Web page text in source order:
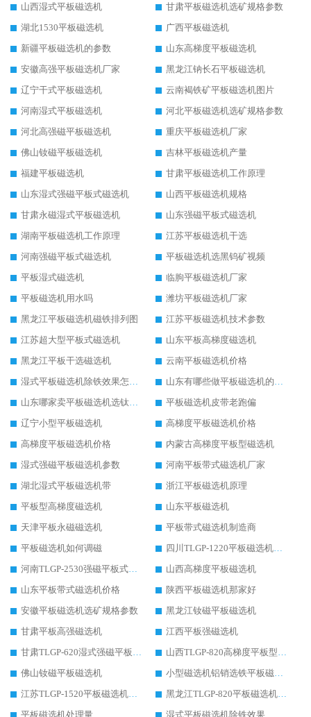
山西湿式平板磁选机
甘肃平板磁选机选矿规格参数
湖北1530平板磁选机
广西平板磁选机
新疆平板磁选机的参数
山东高梯度平板磁选机
安徽高强平板磁选机厂家
黑龙江钠长石平板磁选机
辽宁干式平板磁选机
云南褐铁矿平板磁选机图片
河南湿式平板磁选机
河北平板磁选机选矿规格参数
河北高强磁平板磁选机
重庆平板磁选机厂家
佛山钕磁平板磁选机
吉林平板磁选机产量
福建平板磁选机
甘肃平板磁选机工作原理
山东湿式强磁平板式磁选机
山西平板磁选机规格
甘肃永磁湿式平板磁选机
山东强磁平板式磁选机
湖南平板磁选机工作原理
江苏平板磁选机干选
河南强磁平板式磁选机
平板磁选机选黑钨矿视频
平板湿式磁选机
临朐平板磁选机厂家
平板磁选机用水吗
潍坊平板磁选机厂家
黑龙江平板磁选机磁铁排列图
江苏平板磁选机技术参数
江苏超大型平板式磁选机
山东平板高梯度磁选机
黑龙江平板干选磁选机
云南平板磁选机价格
平板磁选机皮带老跑偏
辽宁小型平板磁选机
高梯度平板磁选机价格
高梯度平板磁选机价格
内蒙古高梯度平板型磁选机
湿式强磁平板磁选机参数
河南平板带式磁选机厂家
湖北湿式平板磁选机带
浙江平板磁选机原理
平板型高梯度磁选机
山东平板磁选机
天津平板永磁磁选机
平板带式磁选机制造商
平板磁选机如何调磁
山西高梯度平板磁选机
山东平板带式磁选机价格
陕西平板磁选机那家好
安徽平板磁选机选矿规格参数
黑龙江钕磁平板磁选机
甘肃平板高强磁选机
江西平板强磁选机
佛山钕磁平板磁选机
平板磁选机处理量
湿式平板磁选机除铁效果